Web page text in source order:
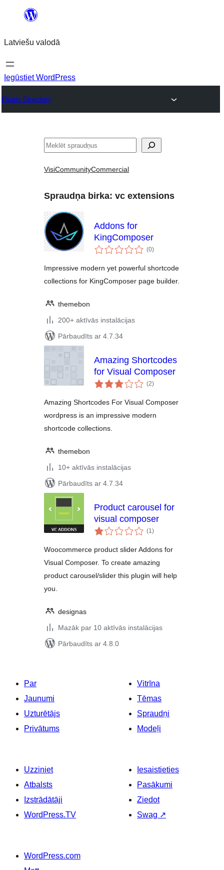
Pāriet
saturu
Latviešu valodā
Iegūstiet WordPress
Plugin Directory
Meklēt
VisiCommunityCommercial
Spraudņa birka: vc extensions
Addons for
KingComposer
(0vērtējumu
kopsumma
)
Impressive modern yet powerful shortcode
collections for KingComposer page builder.
themebon
200+ aktīvās instalācijas
Pārbaudīts ar 4.7.34
Amazing Shortcodes
for Visual Composer
(2vērtējumu
kopsumma
)
Amazing Shortcodes For Visual Composer
wordpress is an impressive modern
shortcode collections.
themebon
10+ aktīvās instalācijas
Pārbaudīts ar 4.7.34
Product carousel for
visual composer
(1vērtējumu
kopsumma
)
Woocommerce product slider Addons for
Visual Composer. To create amazing
product carousel/slider this plugin will help
you.
designas
Mazāk par 10 aktīvās instalācijas
Pārbaudīts ar 4.8.0
Par
Jaunumi
Uzturētājs
Privātums
Vitrīna
Tēmas
Spraudņi
Modeļi
Uzziniet
Atbalsts
Izstrādātāji
WordPress.TV
Iesaistieties
Pasākumi
Ziedot
Swag ↗
WordPress.com